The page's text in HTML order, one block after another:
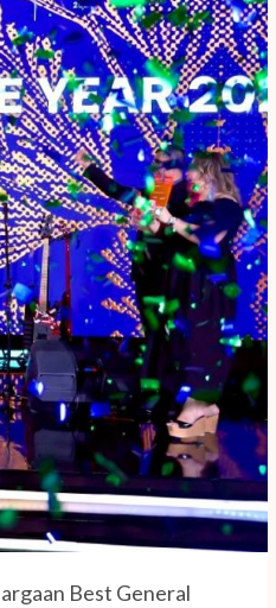
Best General